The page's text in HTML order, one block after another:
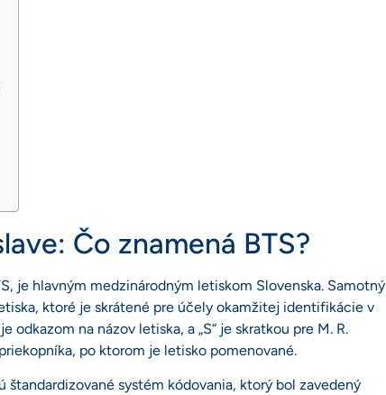
Čo znamená BTS?
je hlavným medzinárodným letiskom Slovenska. Samotný
ktoré je skrátené pre účely okamžitej identifikácie v
odkazom na názov letiska, a „S“ je skratkou pre M. R.
po ktorom je letisko pomenované.
systém kódovania, ktorý bol zavedený